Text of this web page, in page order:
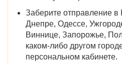
Заберите отправление в
Днепре, Одессе,
Виннице, Запорожье,
каком-либо другом
персональном кабинете.